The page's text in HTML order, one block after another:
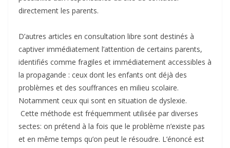
directement les parents.
D’autres articles en consultation libre sont destinés à
captiver immédiatement l’attention de certains parents,
identifiés comme fragiles et immédiatement accessibles à
la propagande : ceux dont les enfants ont déjà des
problèmes et des souffrances en milieu scolaire.
Notamment ceux qui sont en situation de dyslexie.
Cette méthode est fréquemment utilisée par diverses
sectes: on prétend à la fois que le problème n’existe pas
et en même temps qu’on peut le résoudre. L’énoncé est